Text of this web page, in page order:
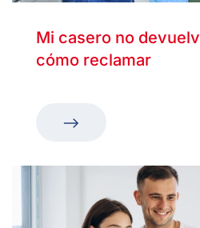
Mi casero no
cómo reclamar